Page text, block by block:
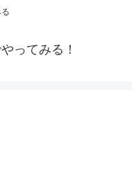
ってみる！